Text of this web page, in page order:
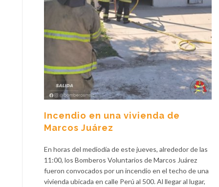
Incendio en una vivienda de
Marcos Juárez
En horas del mediodía de este jueves, alrededor de las
11:00, los Bomberos Voluntarios de Marcos Juárez
fueron convocados por un incendio en el techo de una
vivienda ubicada en calle Perú al 500. Al llegar al lugar,